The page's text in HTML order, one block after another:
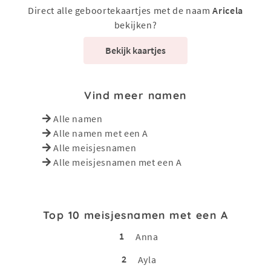
Direct alle geboortekaartjes met de naamAricela
bekijken?
Bekijk kaartjes
Vind meer namen
Alle namen
Alle namen met een A
Alle meisjesnamen
Alle meisjesnamen met een A
Top 10 meisjesnamen met een A
1
Anna
2
Ayla